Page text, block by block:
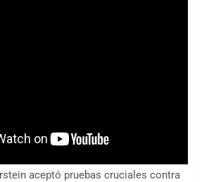
aceptó pruebas cruciales contra